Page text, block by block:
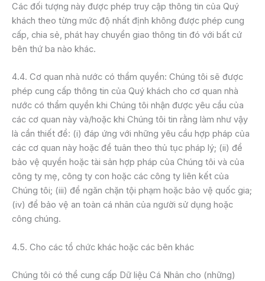
Các đối tượng này được phép truy cập thông tin của Quý
khách theo từng mức độ nhất định không được phép cung
cấp, chia sẻ, phát hay chuyển giao thông tin đó với bất cứ
bên thứ ba nào khác.
4.4. Cơ quan nhà nước có thẩm quyền: Chúng tôi sẽ được
phép cung cấp thông tin của Quý khách cho cơ quan nhà
nước có thẩm quyền khi Chúng tôi nhận được yêu cầu của
các cơ quan này và/hoặc khi Chúng tôi tin rằng làm như vậy
là cần thiết để: (i) đáp ứng với những yêu cầu hợp pháp của
các cơ quan này hoặc để tuân theo thủ tục pháp lý; (ii) để
bảo vệ quyền hoặc tài sản hợp pháp của Chúng tôi và của
công ty mẹ, công ty con hoặc các công ty liên kết của
Chúng tôi; (iii) để ngăn chặn tội phạm hoặc bảo vệ quốc gia;
(iv) để bảo vệ an toàn cá nhân của người sử dụng hoặc
công chúng.
4.5. Cho các tổ chức khác hoặc các bên khác
Chúng tôi có thể cung cấp Dữ liệu Cá Nhân cho (những)